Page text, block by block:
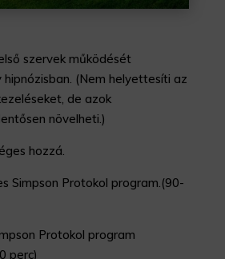
szervek működését
(Nem helyettesíti az
de azok
növelheti.)
hozzá.
Simpson Protokol program.(90-
Protokol program
perc)